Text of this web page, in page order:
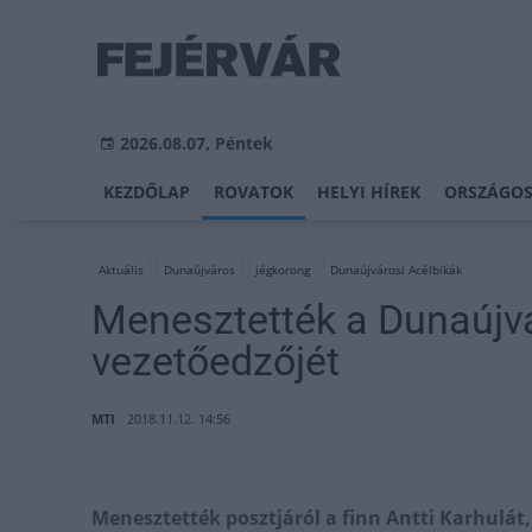
2026.08.07, Péntek
KEZDŐLAP ROVATOK HELYI HÍREK
Aktuális Dunaújváros jégkorong Dunaújvárosi Acélbikák
Menesztették a
vezetőedzőjét
MTI 2018.11.12. 14:56
Menesztették posztjáról a finn Antti